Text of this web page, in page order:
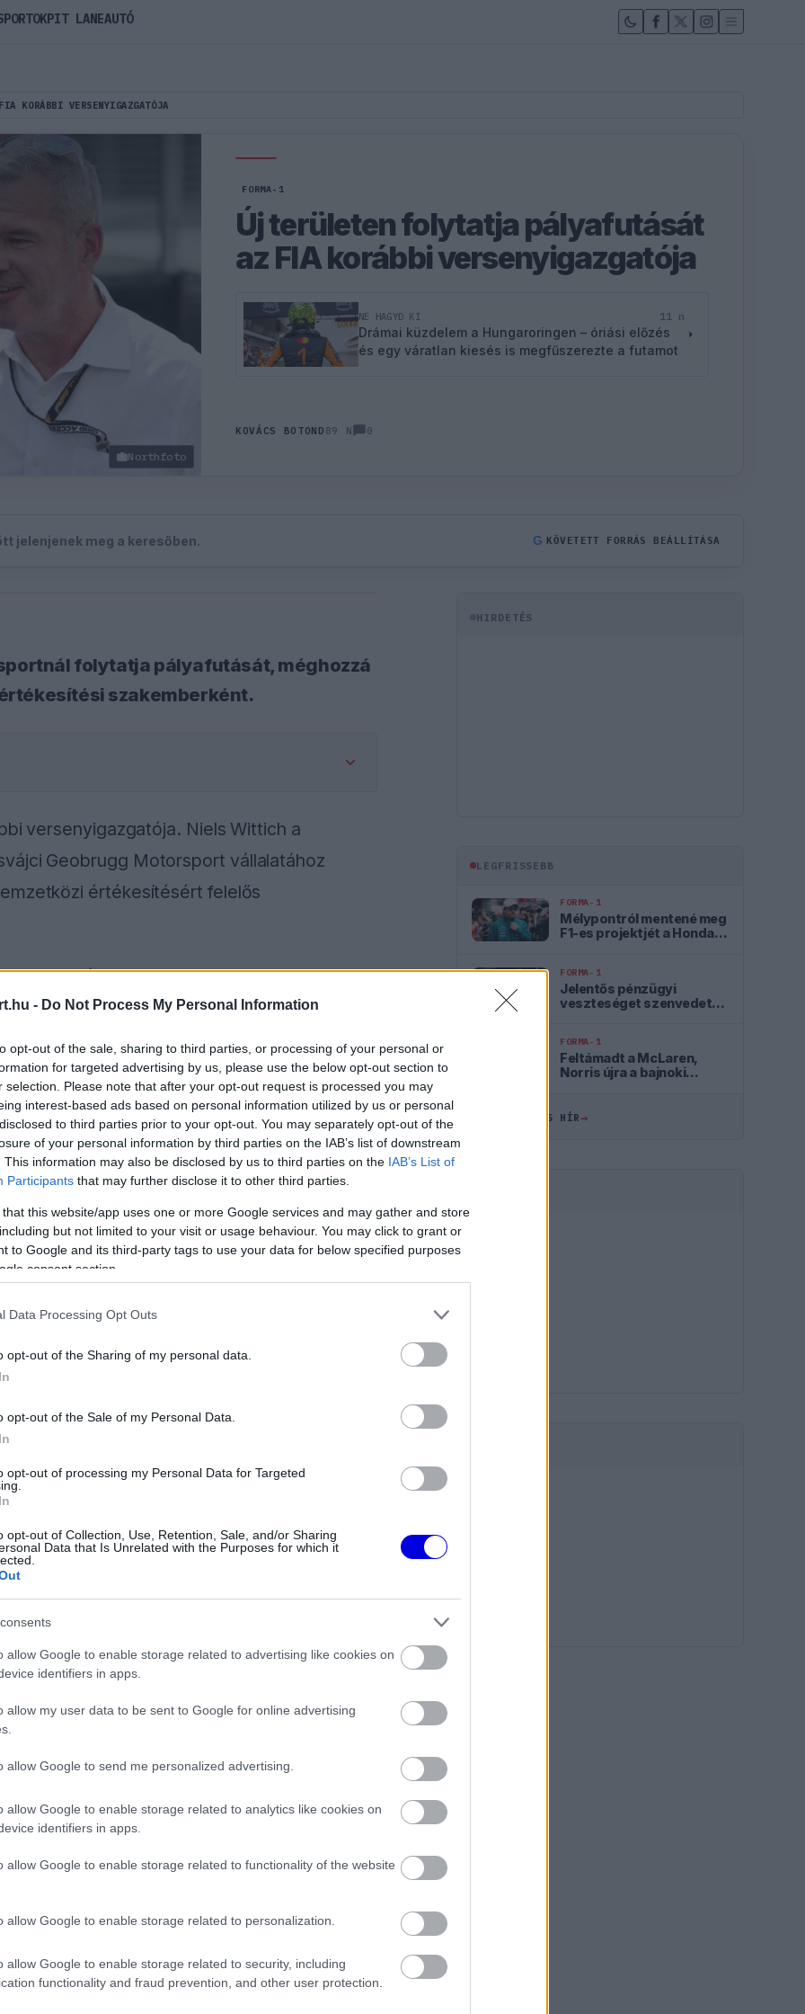
- Do Not Process My Personal Information
opt-out of the sale, sharing to third parties, or processing of your personal or
for targeted advertising by us, please use the below opt-out section to
selection. Please note that after your opt-out request is processed you may
interest-based ads based on personal information utilized by us or personal
to third parties prior to your opt-out. You may separately opt-out of the
of your personal information by third parties on the IAB’s list of downstream
This information may also be disclosed by us to third parties on the IAB’s List of
Participants that may further disclose it to other third parties.
that this website/app uses one or more Google services and may gather and store
but not limited to your visit or usage behaviour. You may click to grant or
to Google and its third-party tags to use your data for below specified purposes
consent section.
Data Processing Opt Outs
opt-out of the Sharing of my personal data.
opt-out of the Sale of my Personal Data.
opt-out of processing my Personal Data for Targeted
opt-out of Collection, Use, Retention, Sale, and/or Sharing
Data that Is Unrelated with the Purposes for which it
allow Google to enable storage related to advertising like cookies on
identifiers in apps.
allow my user data to be sent to Google for online advertising
allow Google to send me personalized advertising.
allow Google to enable storage related to analytics like cookies on
identifiers in apps.
allow Google to enable storage related to functionality of the website
allow Google to enable storage related to personalization.
allow Google to enable storage related to security, including
functionality and fraud prevention, and other user protection.
KORÁBBI VERSENYIGAZGATÓJA
Northfoto
FORMA-1
Új területen folytatja pályafutását
az FIA korábbi versenyigazgatója
NE HAGYD KI 11 n
Drámai küzdelem a Hungaroringen – óriási előzés
és egy váratlan kiesés is megfűszerezte a futamot
KOVÁCS BOTOND 89 N 0
jelenjenek meg a keresőben. G KÖVETETT FORRÁS BEÁLLÍTÁSA
folytatja pályafutását, méghozzá
szakemberként.
versenyigazgatója. Niels Wittich a
Geobrugg Motorsport vállalatához
értékesítésért felelős
a globális motorsportban, ugyanis
a kritikus biztonsági kérdésekben.
the server or network failed or because the
supported.
modern védőkerítések tervezését és
a létesítményeknek a hivatalos FIA-
során.
vár
szurkol
FORMA-1
hiszen a múlt év végén hagyta ott a
részben a Mohammed bin Szulajm elnökkel
HIRDETÉS
LEGFRISSEBB
FORMA-1
Mélypontról mentené meg
F1-es projektjét a Honda a
FORMA-1
Jelentős pénzügyi
veszteséget szenvedett
FORMA-1
Feltámadt a McLaren,
Norris újra a bajnoki
ÖSSZES FRISS HÍR→
PIT LANEAUTÓ